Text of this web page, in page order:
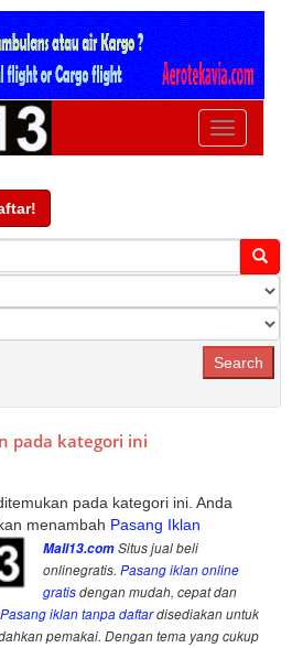
Ubah
navigasi
pada kategori ini
pada kategori ini. Anda
menambah Pasang Iklan
Mall13.comSitus jual beli
onlinegratis.Pasang iklan online
gratisdengan mudah, cepat dan
Pasang iklan tanpa daftardisediakan untuk
pemakai. Dengan tema yang cukup